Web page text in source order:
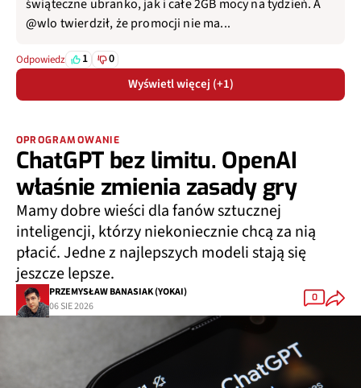
świąteczne ubranko, jak i całe 2GB mocy na tydzień. A
@wlo twierdził, że promocji nie ma...
Odpowiedz 1 0
Wyświetl więcej (+1)
OPROGRAMOWANIE
ChatGPT bez limitu. OpenAI
właśnie zmienia zasady gry
Mamy dobre wieści dla fanów sztucznej
inteligencji, którzy niekoniecznie chcą za nią
płacić. Jedne z najlepszych modeli stają się
jeszcze lepsze.
PRZEMYSŁAW BANASIAK (YOKAI)
06 SIE 2026
0